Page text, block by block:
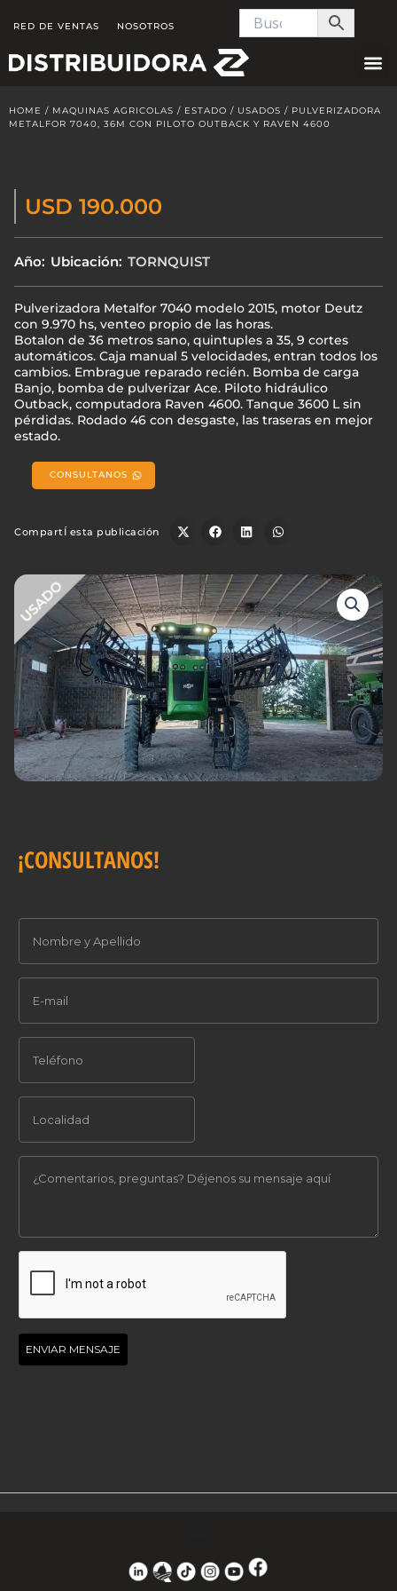
content
RED DE VENTAS NOSOTROS
HOME / MAQUINAS AGRICOLAS / ESTADO / USADOS / PULVERIZADORA
METALFOR 7040, 36M CON PILOTO OUTBACK Y RAVEN 4600
USD 190.000
Año: Ubicación: TORNQUIST
Pulverizadora Metalfor 7040 modelo 2015, motor Deutz
con 9.970 hs, venteo propio de las horas.
Botalon de 36 metros sano, quintuples a 35, 9 cortes
automáticos. Caja manual 5 velocidades, entran todos los
cambios. Embrague reparado recién. Bomba de carga
Banjo, bomba de pulverizar Ace. Piloto hidráulico
Outback, computadora Raven 4600. Tanque 3600 L sin
pérdidas. Rodado 46 con desgaste, las traseras en mejor
estado.
CONSULTANOS
CompartÍ esta publicación
¡CONSULTANOS!